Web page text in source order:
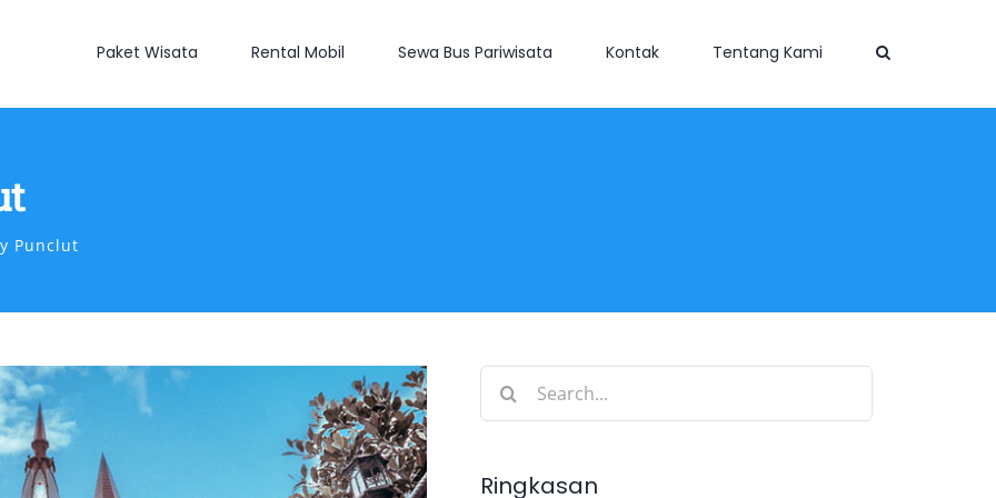
Paket Wisata Rental Mobil Sewa Bus Pariwisata Kontak Tentang Kami
Punclut
Search
Ringkasan